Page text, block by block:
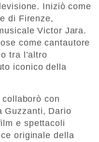
Iniziò come
di Firenze,
Victor Jara.
come cantautore
tra l’altro
iconico della
con
Guzzanti, Dario
e spettacoli
originale della